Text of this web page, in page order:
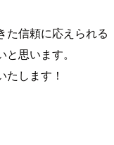
た信頼に応えられる
思います。
します！